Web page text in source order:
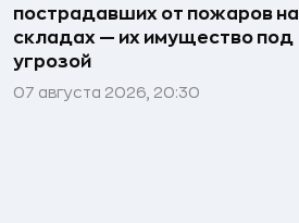
пострадавших от пожаров на
складах — их имущество под
угрозой
07 августа 2026, 20:30